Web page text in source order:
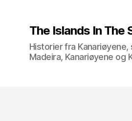
The Islands In The
Historier fra
Madeira, Kanariøyene og